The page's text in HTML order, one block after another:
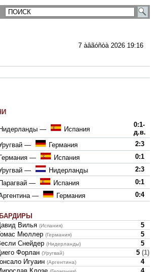
7 àâãóñòà 2026 19:16
Нидерланды — Испания
0:1-
д.в.
— Германия
2:3
Германия — Испания
0:1
— Нидерланды
2:3
Парагвай — Испания
0:1
— Германия 0:4
Вилья (Испания)
5
Мюллер (Германия)
5
Снейдер (Нидерланды)
5
Форлан (Уругвай) 5 (1)
Игуаин (Аргентина)
4